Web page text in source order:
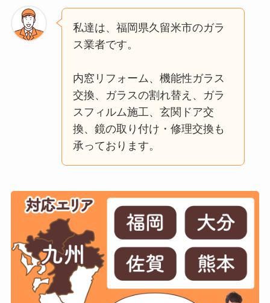
私達は、福岡県久留米市のガラ
ス業者です。
内窓リフォーム、機能性ガラス
交換、ガラスの割れ替え、ガラ
スフィルム施工、玄関ドア交
換、鏡の取り付け・修理交換も
承っております。